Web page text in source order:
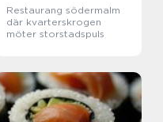
Restaurang södermalm
där kvarterskrogen
möter storstadspuls